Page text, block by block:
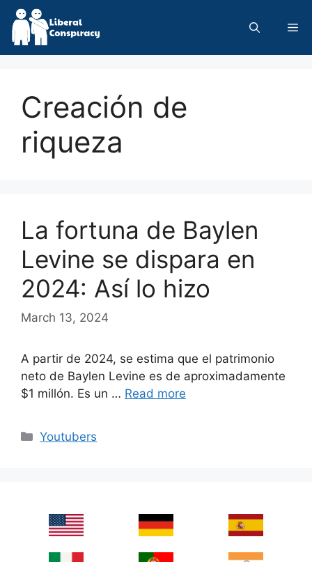
Skip
content
Creación de
riqueza
La fortuna de Baylen
Levine se dispara en
2024: Así lo hizo
March 13, 2024
A partir de 2024, se estima que el patrimonio
neto de Baylen Levine es de aproximadamente
$1 millón. Es un … Read more
Categories
Youtubers